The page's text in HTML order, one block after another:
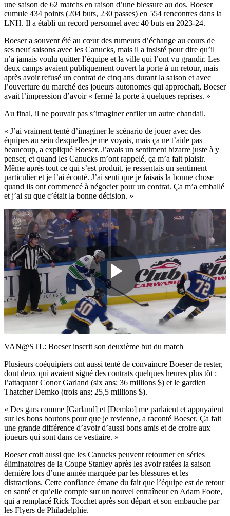
une saison de 62 matchs en raison d’une blessure au dos. Boeser
cumule 434 points (204 buts, 230 passes) en 554 rencontres dans la
LNH. Il a établi un record personnel avec 40 buts en 2023-24.
Boeser a souvent été au cœur des rumeurs d’échange au cours de
ses neuf saisons avec les Canucks, mais il a insisté pour dire qu’il
n’a jamais voulu quitter l’équipe et la ville qui l’ont vu grandir. Les
deux camps avaient publiquement ouvert la porte à un retour, mais
après avoir refusé un contrat de cinq ans durant la saison et avec
l’ouverture du marché des joueurs autonomes qui approchait, Boeser
avait l’impression d’avoir « fermé la porte à quelques reprises. »
Au final, il ne pouvait pas s’imaginer enfiler un autre chandail.
« J’ai vraiment tenté d’imaginer le scénario de jouer avec des
équipes au sein desquelles je me voyais, mais ça ne t’aide pas
beaucoup, a expliqué Boeser. J’avais un sentiment bizarre juste à y
penser, et quand les Canucks m’ont rappelé, ça m’a fait plaisir.
Même après tout ce qui s’est produit, je ressentais un sentiment
particulier et je l’ai écouté. J’ai senti que je faisais la bonne chose
quand ils ont commencé à négocier pour un contrat. Ça m’a emballé
et j’ai su que c’était la bonne décision. »
Play
Video
VAN@STL: Boeser inscrit son deuxième but du match
Plusieurs coéquipiers ont aussi tenté de convaincre Boeser de rester,
dont deux qui avaient signé des contrats quelques heures plus tôt :
l’attaquant Conor Garland (six ans; 36 millions $) et le gardien
Thatcher Demko (trois ans; 25,5 millions $).
« Des gars comme [Garland] et [Demko] me parlaient et appuyaient
sur les bons boutons pour que je revienne, a raconté Boeser. Ça fait
une grande différence d’avoir d’aussi bons amis et de croire aux
joueurs qui sont dans ce vestiaire. »
Boeser croit aussi que les Canucks peuvent retourner en séries
éliminatoires de la Coupe Stanley après les avoir ratées la saison
dernière lors d’une année marquée par les blessures et les
distractions. Cette confiance émane du fait que l’équipe est de retour
en santé et qu’elle compte sur un nouvel entraîneur en Adam Foote,
qui a remplacé Rick Tocchet après son départ et son embauche par
les Flyers de Philadelphie.